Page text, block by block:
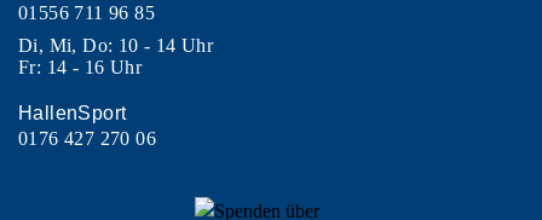
01556 711 96 85
Di, Mi, Do: 10 - 14 Uhr
Fr: 14 - 16 Uhr
HallenSport
0176 427 270 06